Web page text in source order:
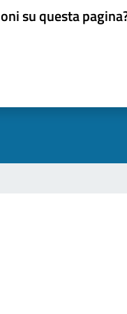
su questa